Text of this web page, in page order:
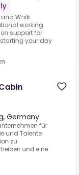
Work
working
support for
your day
Germany
für
und Talente
zu
und eine